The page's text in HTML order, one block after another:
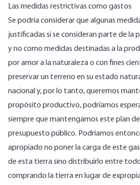
Las medidas restrictivas como gastos
Se podría considerar que algunas
justificadas si se consideran parte de la
y no como medidas destinadas a la
por amor a la naturaleza o con fines
preservar un terreno en su estado
nacional y, por lo tanto, queremos
propósito productivo, podríamos
siempre que mantengamos este plan
presupuesto público. Podríamos
apropiado no poner la carga de este
de esta tierra sino distribuirlo entre
comprando la tierra en lugar de